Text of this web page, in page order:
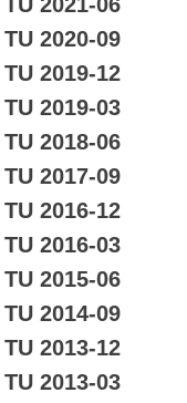
TU 2020-09
TU 2019-12
TU 2019-03
TU 2018-06
TU 2017-09
TU 2016-12
TU 2016-03
TU 2015-06
TU 2014-09
TU 2013-12
TU 2013-03